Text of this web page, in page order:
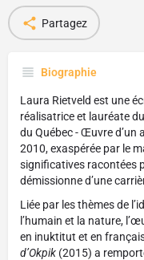
Partagez
Biographie
Laura Rietveld est une
réalisatrice et lauréate
du Québec - Œuvre d’un
2010, exaspérée par le
significatives racontées
démissionne d’une
Liée par les thèmes de
l’humain et la nature,
en inuktitut et en
d’Okpik (2015) a